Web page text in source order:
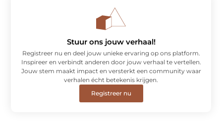
Stuur ons jouw verhaal!
Registreer nu en deel jouw unieke ervaring op ons platform.
Inspireer en verbindt anderen door jouw verhaal te vertellen.
Jouw stem maakt impact en versterkt een community waar
verhalen écht betekenis krijgen.
Registreer nu